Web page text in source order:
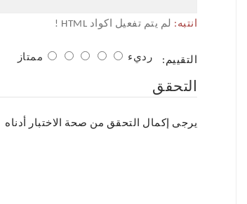
انتبه: لم يتم تفعيل اكواد HTML !
التقييم: رديء ممتاز
التحقق
يرجى إكمال التحقق من صحة الاختبار أدناه